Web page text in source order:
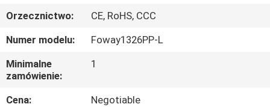
FABRYCE
KONTROLA
JAKOŚCI
Orzecznictwo:
CE, RoHS, CCC
Numer modelu:
Foway1326PP-L
Minimalne
zamówienie:
1
Cena:
Negotiable